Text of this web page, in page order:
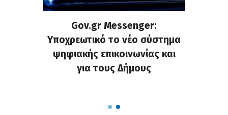
Gov.gr Messenger:
Υποχρεωτικό το νέο σύστημα
ψηφιακής επικοινωνίας και
για τους Δήμους